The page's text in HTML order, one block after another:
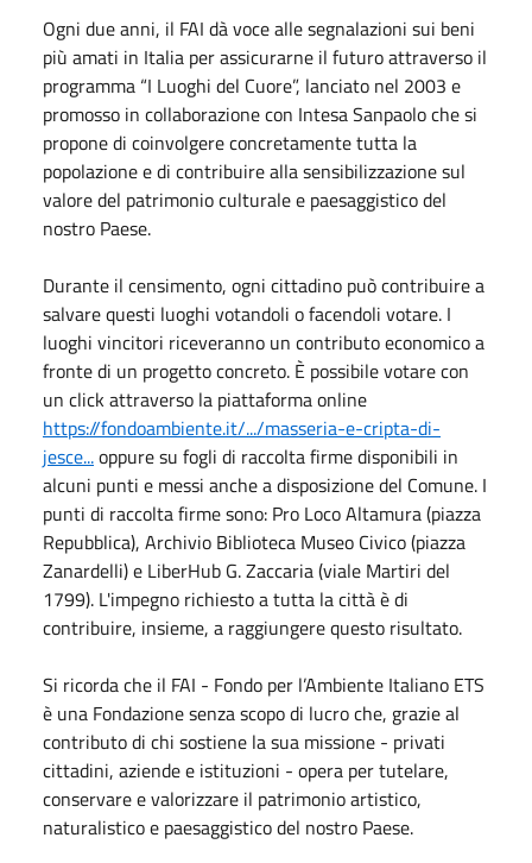
Ogni due anni, il FAI dà voce alle segnalazioni sui beni
più amati in Italia per assicurarne il futuro attraverso il
programma “I Luoghi del Cuore”, lanciato nel 2003 e
promosso in collaborazione con Intesa Sanpaolo che si
propone di coinvolgere concretamente tutta la
popolazione e di contribuire alla sensibilizzazione sul
valore del patrimonio culturale e paesaggistico del
nostro Paese.
Durante il censimento, ogni cittadino può contribuire a
salvare questi luoghi votandoli o facendoli votare. I
luoghi vincitori riceveranno un contributo economico a
fronte di un progetto concreto. È possibile votare con
un click attraverso la piattaforma online
https://fondoambiente.it/.../masseria-e-cripta-di-
jesce...oppure su fogli di raccolta firme disponibili in
alcuni punti e messi anche a disposizione del Comune. I
punti di raccolta firme sono: Pro Loco Altamura (piazza
Repubblica), Archivio Biblioteca Museo Civico (piazza
Zanardelli) e LiberHub G. Zaccaria (viale Martiri del
1799). L'impegno richiesto a tutta la città è di
contribuire, insieme, a raggiungere questo risultato.
Si ricorda che il FAI - Fondo per l’Ambiente Italiano ETS
è una Fondazione senza scopo di lucro che, grazie al
contributo di chi sostiene la sua missione - privati
cittadini, aziende e istituzioni - opera per tutelare,
conservare e valorizzare il patrimonio artistico,
naturalistico e paesaggistico del nostro Paese.